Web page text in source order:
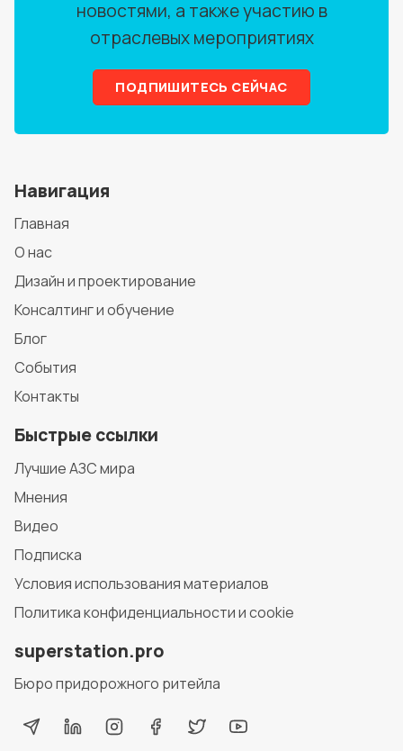
новостями, а также участию в
отраслевых мероприятиях
ПОДПИШИТЕСЬ СЕЙЧАС
Навигация
Главная
О нас
Дизайн и проектирование
Консалтинг и обучение
Блог
События
Контакты
Быстрые ссылки
Лучшие АЗС мира
Мнения
Видео
Подписка
Условия использования материалов
Политика конфиденциальности и cookie
superstation.pro
Бюро придорожного ритейла